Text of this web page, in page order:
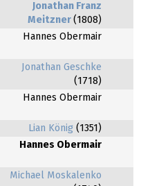
Jonathan Franz
Meitzner (1808)
Hannes Obermair
Jonathan Geschke
(1718)
Hannes Obermair
Lian König (1351)
Hannes Obermair
Michael Moskalenko